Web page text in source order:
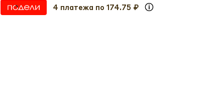
4 платежа по 174.75 ₽